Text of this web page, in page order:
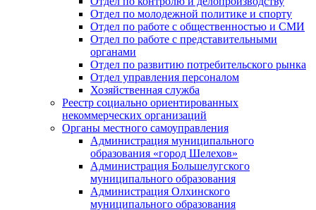
Отдел по молодежной политике и спорту
Отдел по работе с общественностью и СМИ
Отдел по работе с представительными
органами
Отдел по развитию потребительского рынка
Отдел управления персоналом
Хозяйственная служба
Реестр социально ориентированных
некоммерческих организаций
Органы местного самоуправления
Администрация муниципального
образования «город Шелехов»
Администрация Большелугского
муниципального образования
Администрация Олхинского
муниципального образования